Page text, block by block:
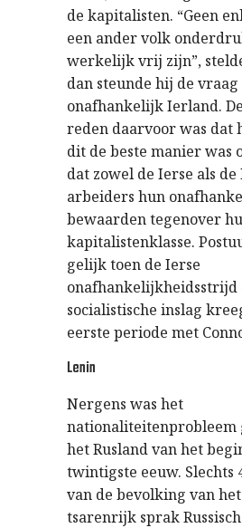
de kapitalisten. “Geen
een ander volk
werkelijk vrij zijn”,
dan steunde hij de
onafhankelijk Ierland.
reden daarvoor was dat
dit de beste manier was
dat zowel de Ierse als de
arbeiders hun
bewaarden tegenover
kapitalistenklasse.
gelijk toen de Ierse
onafhankelijkheidsstrijd
socialistische inslag
eerste periode met
Lenin
Nergens was het
nationaliteitenprobleem
het Rusland van het
twintigste eeuw. Slechts
van de bevolking van
tsarenrijk sprak